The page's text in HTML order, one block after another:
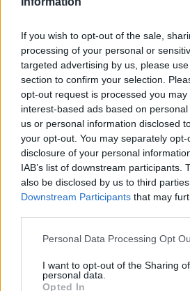
If you wish to opt-out of the sale,
processing of your personal or
targeted advertising by us, please
section to confirm your selection.
opt-out request is processed you may
interest-based ads based on
us or personal information disclosed
your opt-out. You may separately
disclosure of your personal
IAB’s list of downstream participants.
also be disclosed by us to third
Downstream Participants that may
Personal Data Processing Opt
I want to opt-out of the Sharing
personal data.
Opted In
ΔΗΜΟΦΙΛΗ
HELLENiQ ENERGY: Κέρδη 393
εξάμηνο – Στα 734 εκατ. ευρώ
06/08/2026 - 08:05 ΕΠΙΧΕΙΡΗΣΕΙΣ
Metlen: Ρεκόρ EBITDA στο α'
εκατ. ευρώ – Καθαρά κέρδη
ΕΠΙΧΕΙΡΗΣΕΙΣ
Β.Σ. Καρούλιας: Τζίρος 98,7
αύξηση κερδών 57% - Τα νέα
& non alcohol
06/08/2026 - 11:48 ΕΠΙΧΕΙΡΗΣΕΙΣ